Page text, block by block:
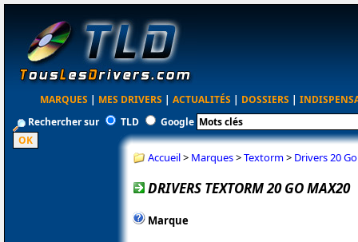
MARQUES | MES DRIVERS | ACTUALITÉS | DOSSIERS |
Rechercher sur
TLD Google
Accueil> Marques>Textorm> Drivers 20
DRIVERS TEXTORM 20 GO MAX20
Marque